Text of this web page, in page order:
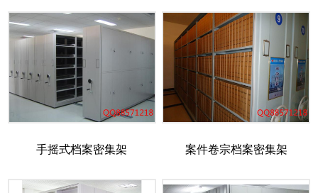
手摇式档案密集架 案件卷宗档案密集架